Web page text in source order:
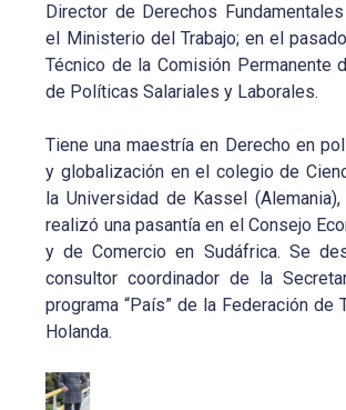
Director de Derechos
el Ministerio del Trabajo; en el
Técnico de la Comisión Permanente
de Políticas Salariales y Laborales.
Tiene una maestría en Derecho en
y globalización en el colegio de
la Universidad de Kassel
realizó una pasantía en el Consejo
y de Comercio en Sudáfrica. Se
consultor coordinador de la
programa “País” de la Federación de
Holanda.